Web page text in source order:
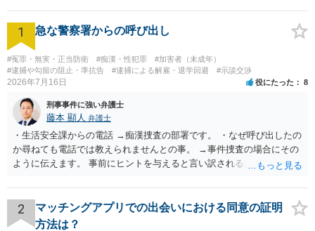
1 急な警察署からの呼び出し
#冤罪・無実・正当防衛 #痴漢・性犯罪
#加害者（未成年）
#逮捕や勾留の阻止・準抗告
#逮捕による解雇・退学回避 #示談交渉
2026年7月16日 役にたった 8
刑事事件に強い弁護士
藤本 顯人 弁護士
・生活安全課からの電話 →痴漢捜査の部署です。 ・なぜ呼び出したの
か尋ねても電話では教えられませんとの事。 →事件捜査の場合にその
ように伝えます。 事前にヒントを与えると言い訳されるからです。 ・
たり →やはり痴漢として疑われているのでは。 そもそも痴漢をやって
ないのであれば、何も疑われる筋合いは無いわけですし狼狽える必要
はないですね。
2
マッチングアプリでの出会いにおける同意の証明
方法は？